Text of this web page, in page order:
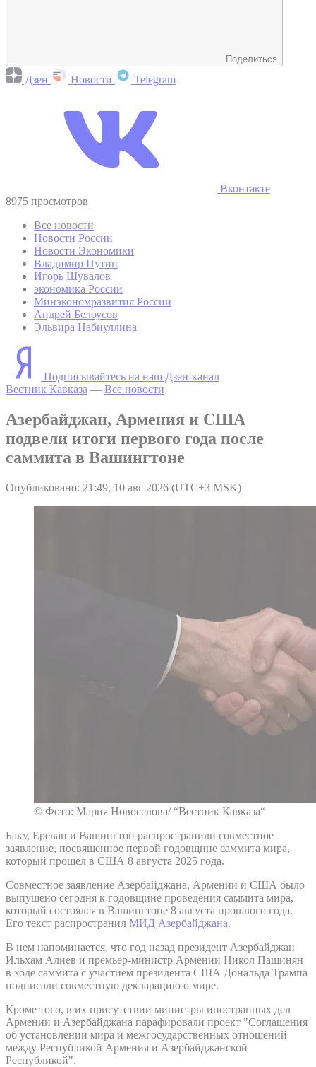
Поделиться
Дзен Новости Telegram
Вконтакте
8975 просмотров
Все новости
Новости России
Новости Экономики
Владимир Путин
Игорь Шувалов
экономика России
Минэкономразвития России
Андрей Белоусов
Эльвира Набиуллина
Подписывайтесь на наш Дзен-канал
Вестник Кавказа — Все новости
Азербайджан, Армения и США
подвели итоги первого года после
саммита в Вашингтоне
Опубликовано: 21:49, 10 авг 2026 (UTC+3 MSK)
© Фото: Мария Новоселова/ “Вестник Кавказа“
Баку, Ереван и Вашингтон распространили совместное
заявление, посвященное первой годовщине саммита мира,
который прошел в США 8 августа 2025 года.
Совместное заявление Азербайджана, Армении и США было
выпущено сегодня к годовщине проведения саммита мира,
который состоялся в Вашингтоне 8 августа прошлого года.
Его текст распространил МИД Азербайджана.
В нем напоминается, что год назад президент Азербайджан
Ильхам Алиев и премьер-министр Армении Никол Пашинян
в ходе саммита с участием президента США Дональда Трампа
подписали совместную декларацию о мире.
Кроме того, в их присутствии министры иностранных дел
Армении и Азербайджана парафировали проект "Соглашения
об установлении мира и межгосударственных отношений
между Республикой Армения и Азербайджанской
Республикой".